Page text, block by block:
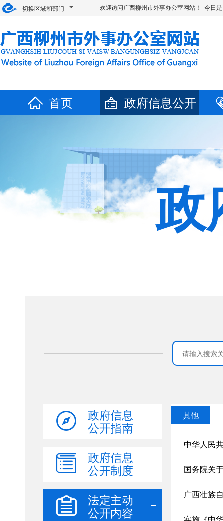
切换区域和部门 欢迎访问广西柳州市外事办公室网站！ 今日
首页 政府信息公开
政
政府信息
公开指南
政府信息
公开制度
法定主动
公开内容